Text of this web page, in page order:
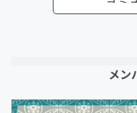
メン